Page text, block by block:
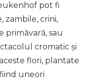
pot fi
zambile, crini,
primăvară, sau
cromatic și
flori, plantate
uneori